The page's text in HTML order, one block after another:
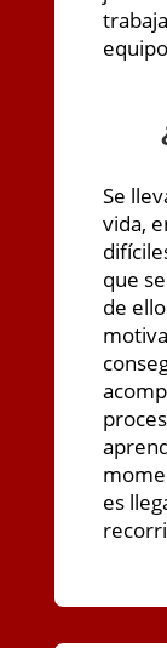
Se
vida,
que
de
es